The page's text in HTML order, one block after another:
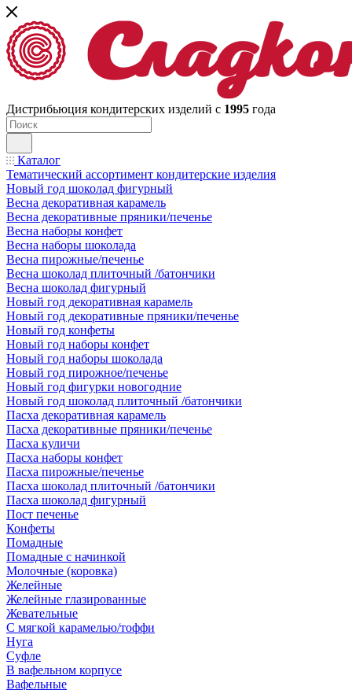
Дистрибьюция кондитерских изделий с 1995 года
Каталог
Тематический ассортимент кондитерские изделия
Новый год шоколад фигурный
Весна декоративная карамель
Весна декоративные пряники/печенье
Весна наборы конфет
Весна наборы шоколада
Весна пирожные/печенье
Весна шоколад плиточный /батончики
Весна шоколад фигурный
Новый год декоративная карамель
Новый год декоративные пряники/печенье
Новый год конфеты
Новый год наборы конфет
Новый год наборы шоколада
Новый год пирожное/печенье
Новый год фигурки новогодние
Новый год шоколад плиточный /батончики
Пасха декоративная карамель
Пасха декоративные пряники/печенье
Пасха куличи
Пасха наборы конфет
Пасха пирожные/печенье
Пасха шоколад плиточный /батончики
Пасха шоколад фигурный
Пост печенье
Конфеты
Помадные
Помадные с начинкой
Молочные (коровка)
Желейные
Желейные глазированные
Жевательные
С мягкой карамелью/тоффи
Нуга
Суфле
В вафельном корпусе
Вафельные